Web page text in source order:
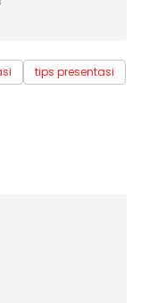
tips presentasi